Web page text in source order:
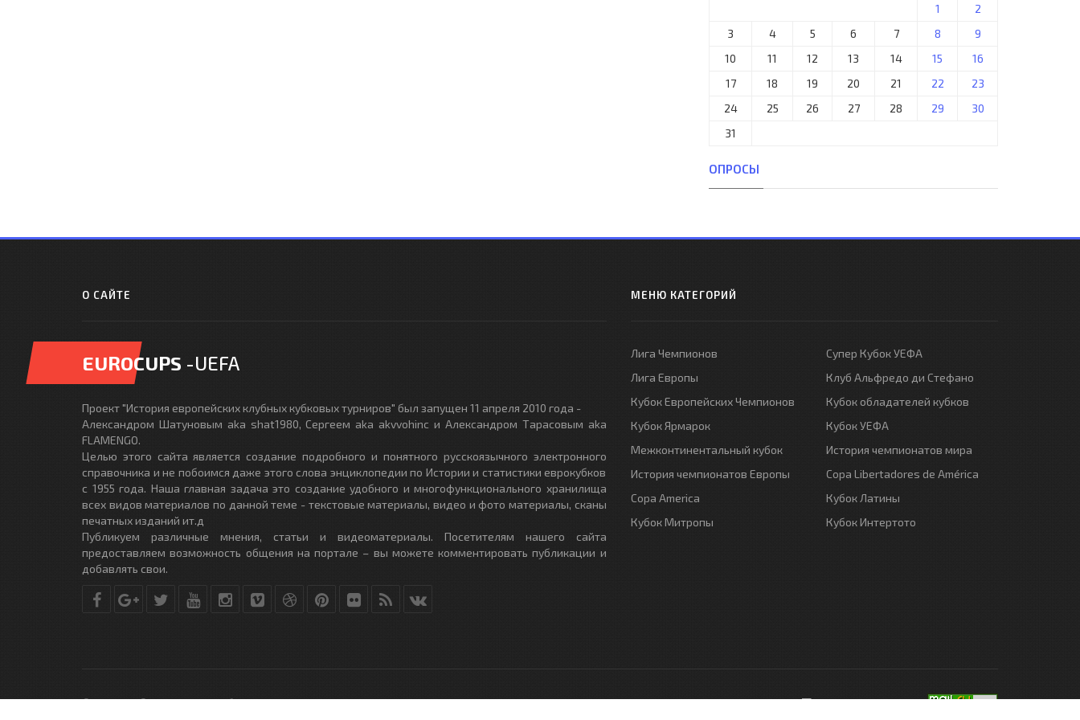
1
2
3
4 5 6 7 8
9
10
11 12 13 14 15
16
17
18 19 20 21 22
23
24
25 26 27 28 29
30
31
ОПРОСЫ
О САЙТЕ
EUROCUPS -UEFA
Проект "История европейских клубных кубковых турниров" был запущен 11 апреля 2010 года -
Александром Шатуновым aka shat1980, Сергеем aka akvvohinc и Александром Тарасовым aka
FLAMENGO.
Целью этого сайта является создание подробного и понятного русскоязычного электронного
справочника и не побоимся даже этого слова энциклопедии по Истории и статистики еврокубков
с 1955 года. Наша главная задача это создание удобного и многофункционального хранилища
всех видов материалов по данной теме - текстовые материалы, видео и фото материалы, сканы
печатных изданий ит.д
Публикуем различные мнения, статьи и видеоматериалы. Посетителям нашего сайта
предоставляем возможность общения на портале – вы можете комментировать публикации и
добавлять свои.
МЕНЮ КАТЕГОРИЙ
Лига Чемпионов
Лига Европы
Кубок Европейских Чемпионов
Кубок Ярмарок
Межконтинентальный кубок
История чемпионатов Европы
Copa America
Кубок Митропы
Супер Кубок УЕФА
Клуб Альфредо ди Стефано
Кубок обладателей кубков
Кубок УЕФА
История чемпионатов мира
Copa Libertadores de América
Кубок Латины
Кубок Интертото
© Copyright © 2010-2017. Разработано студиейDLE-THEME.RU- All Rights Reserved.